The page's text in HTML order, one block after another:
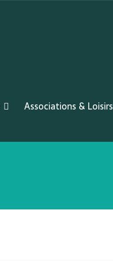
Associations & Loisirs